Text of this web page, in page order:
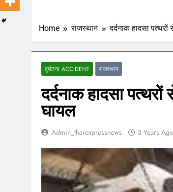
Home राजस्थान दर्दनाक हादसा
दुर्घटना ACCIDENT राजस्थान
दर्दनाक हादसा
घायल
Admin_tharexpressnews 3 Years Ago